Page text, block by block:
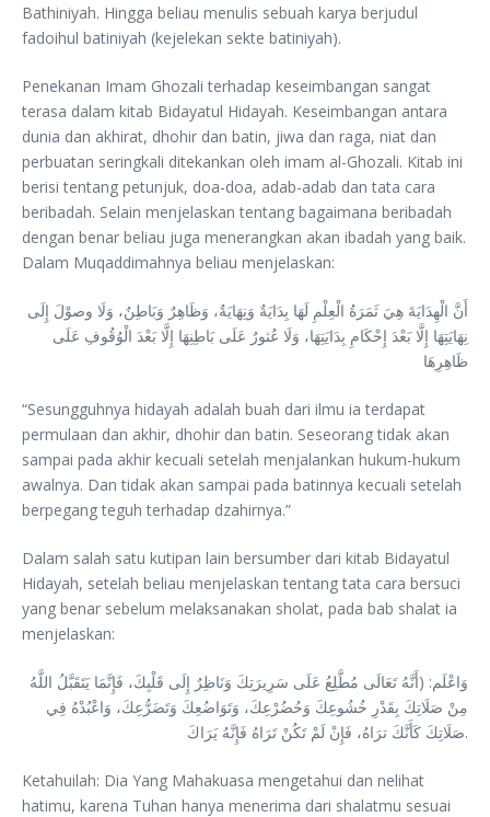
Bathiniyah. Hingga beliau menulis sebuah karya berjudul
fadoihul batiniyah (kejelekan sekte batiniyah).
Penekanan Imam Ghozali terhadap keseimbangan sangat
terasa dalam kitab Bidayatul Hidayah. Keseimbangan antara
dunia dan akhirat, dhohir dan batin, jiwa dan raga, niat dan
perbuatan seringkali ditekankan oleh imam al-Ghozali. Kitab ini
berisi tentang petunjuk, doa-doa, adab-adab dan tata cara
beribadah. Selain menjelaskan tentang bagaimana beribadah
dengan benar beliau juga menerangkan akan ibadah yang baik.
Dalam Muqaddimahnya beliau menjelaskan:
أَنَّ الْهِدَايَةَ هِيَ ثَمَرَةُ الْعِلْمِ لَهَا بِدَايَةٌ وَنِهَايَةٌ، وَظَاهِرٌ وَبَاطِنٌ، وَلَا وصوْلَ إِلَى
نِهَايَتِهَا إِلَّا بَعْدَ إِحْكَامِ بِدَايَتِهَا، وَلَا عُثورٌ عَلَى بَاطِنِهَا إِلَّا بَعْدَ الْوُقُوفِ عَلَى
ظَاهِرِهَا
“Sesungguhnya hidayah adalah buah dari ilmu ia terdapat
permulaan dan akhir, dhohir dan batin. Seseorang tidak akan
sampai pada akhir kecuali setelah menjalankan hukum-hukum
awalnya. Dan tidak akan sampai pada batinnya kecuali setelah
berpegang teguh terhadap dzahirnya.”
Dalam salah satu kutipan lain bersumber dari kitab Bidayatul
Hidayah, setelah beliau menjelaskan tentang tata cara bersuci
yang benar sebelum melaksanakan sholat, pada bab shalat ia
menjelaskan:
وَاعْلَم: (أَنَّهُ تَعَالَى مُطَّلِعُ عَلَى سَرِيرَتِكَ وَنَاظِرٌ إِلَى قَلْبِكَ، فَإِنَّمَا يَتَقَبَّلُ اللَّهُ
مِنْ صَلَاتِكَ بِقَدْرِ خُشُوعِكَ وَحُضُرْعِكَ، وَتَوَاضُعِكَ وَتَضَرُّعِكَ، وَاعْبُدْهُ فِي
صَلَاتِكَ كَأَنَّكَ ترَاهُ، فَإِنْ لَمْ تَكُنْ تَرَاهُ فَإِنَّهُ يَرَاكَ.
Ketahuilah: Dia Yang Mahakuasa mengetahui dan nelihat
hatimu, karena Tuhan hanya menerima dari shalatmu sesuai